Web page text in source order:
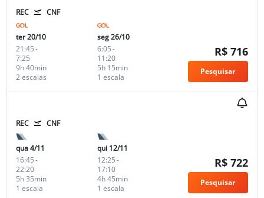
REC CNF
ter 20/10
21:45-
7:25
2 escalas
9h 40min
seg 26/10
6:05-
11:20
1 escala
5h 15min
R$ 716
Pesquisar
REC CNF
qua 4/11
16:45-
22:20
1 escala
5h 35min
qui 12/11
12:25-
17:10
1 escala
4h 45min
R$ 722
Pesquisar